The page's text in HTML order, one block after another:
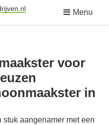
Menu
voor
in
aangenamer met een